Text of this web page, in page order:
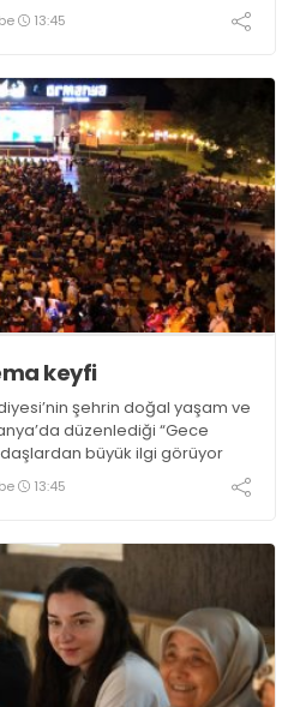
13:45
keyfi
şehrin doğal yaşam ve
düzenlediği “Gece
büyük ilgi görüyor
13:45